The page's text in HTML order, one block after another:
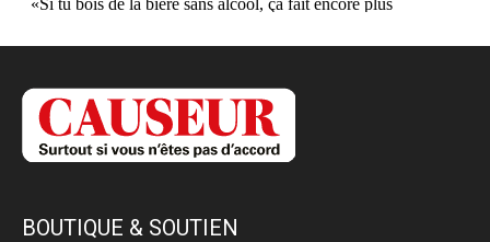
BOUTIQUE & SOUTIEN